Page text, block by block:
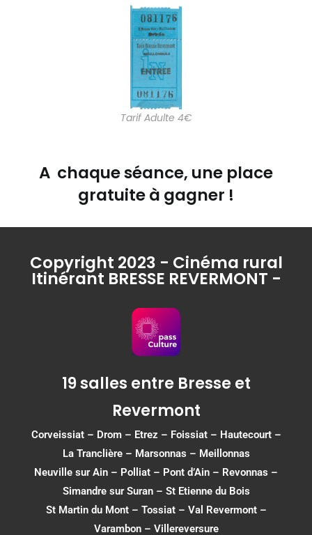
Tarif Adulte 4€
A chaque séance, une place
gratuite à gagner !
Copyright 2023 - Cinéma rural
Itinérant BRESSE REVERMONT -
19 salles entre Bresse et
Revermont
Corveissiat– Drom– Etrez – Foissiat– Hautecourt–
La Tranclière – Marsonnas – Meillonnas
Neuville sur Ain – Polliat – Pont d’Ain – Revonnas –
Simandre sur Suran– St Etienne du Bois
St Martin du Mont– Tossiat– Val Revermont–
Varambon– Villereversure